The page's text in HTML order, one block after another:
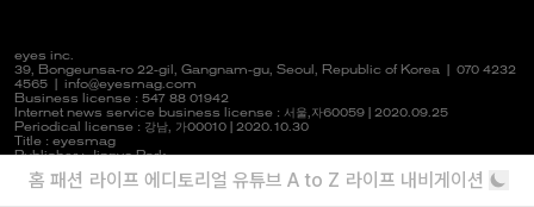
eyes inc.
39, Bongeunsa-ro 22-gil, Gangnam-gu, Seoul, Republic of Korea | 070 4232
4565
info@eyesmag.com
Business license : 547 88 01942
Internet news service business license : 서울,자60059 | 2020.09.25
Periodical license : 강남, 가00010 | 2020.10.30
Title : eyesmag
Publisher : Jinpyo Park
News manager & Editorial officer : Youlim Heo
홈 패션 라이프 에디토리얼 유튜브 A to Z 라이프 내비게이션